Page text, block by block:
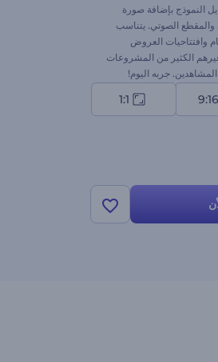
النموذج بإضافة صورة
والمقطع الصوتي. يتناسب
وافتتاحيات العروض
وغيرهم الكثير من المشروعات
جربه اليوم!
9:16
1:1